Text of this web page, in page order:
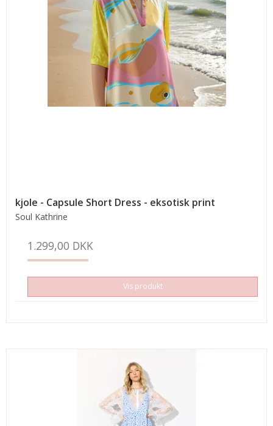
kjole - Capsule Short Dress - eksotisk print
Soul Kathrine
1.299,00 DKK
Vis produkt